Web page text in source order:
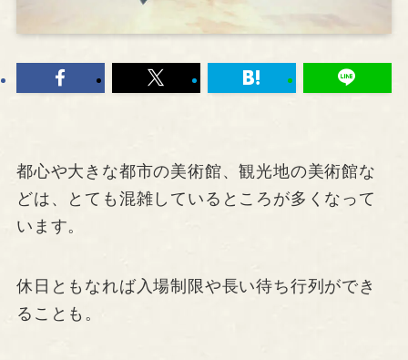
都心や大きな都市の美術館、観光地の美術館な
どは、とても混雑しているところが多くなって
います。
休日ともなれば入場制限や長い待ち行列ができ
ることも。